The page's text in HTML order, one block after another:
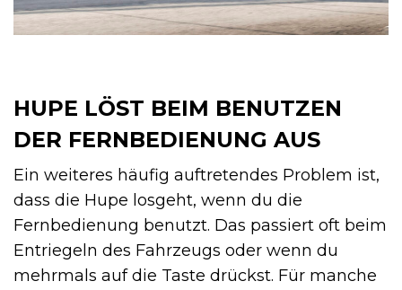
HUPE LÖST BEIM BENUTZEN
DER FERNBEDIENUNG AUS
Ein weiteres häufig auftretendes Problem ist,
dass die Hupe losgeht, wenn du die
Fernbedienung benutzt. Das passiert oft beim
Entriegeln des Fahrzeugs oder wenn du
mehrmals auf die Taste drückst. Für manche